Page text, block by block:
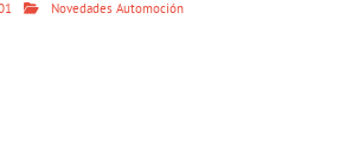
Novedades Automoción